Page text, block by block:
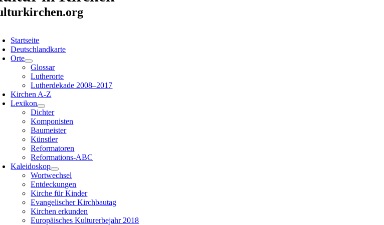
springen
Startseite
Deutschlandkarte
Orte
Glossar
Lutherorte
Lutherdekade 2008–2017
Kirchen A-Z
Lexikon
Dichter
Komponisten
Baumeister
Künstler
Reformatoren
Reformations-ABC
Kaleidoskop
Wortwechsel
Entdeckungen
Kirche für Kinder
Evangelischer Kirchbautag
Kirchen erkunden
Europäisches Kulturerbejahr 2018